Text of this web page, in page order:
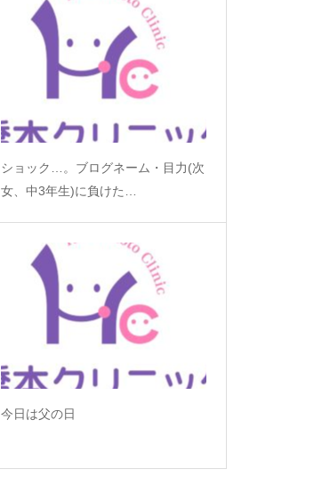
ショック…。ブログネーム・目力(次
女、中3年生)に負けた…
今日は父の日